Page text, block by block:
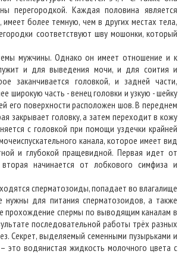
перегородкой. Каждая половина является
более темную, чем в других местах тела,
соответствуют шву мошонки, который
мужчины. Однако он имеет отношение и к
и для выведения мочи, и для соития и
заканчивается головкой, и задней части,
широкую часть - венец головки и узкую - шейку
его поверхности расположен шов. В переднем
закрывает головку, а затем переходит в кожу
с головкой при помощи уздечки крайней
канала, которое имеет вид
и глубокой пращевидной. Первая идет от
начинается от лобкового симфиза и
сперматозоиды, попадает во влагалище
для питания сперматозоидов, а также
прохождение спермы по выводящим каналам в
последовательной работы трёх разных
Секрет, выделяемый семенными пузырьками и
это водянистая жидкость молочного цвета с